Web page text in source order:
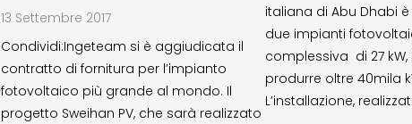
13 Settembre 2017
Condividi:Ingeteam si è aggiudicata il
contratto di fornitura per l’impianto
fotovoltaico più grande al mondo. Il
progetto Sweihan PV, che sarà realizzato
italiana di Abu Dhabi
due impianti
complessiva di 27
produrre oltre 40mila
L’installazione,